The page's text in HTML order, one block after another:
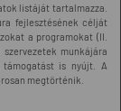
listáját tartalmazza.
fejlesztésének célját
a programokat (II.
munkájára
támogatást is nyújt. A
megtörténik.